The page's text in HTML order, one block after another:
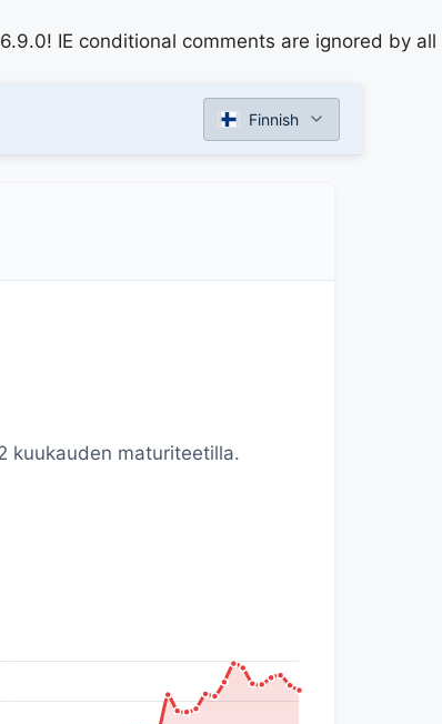
IE conditional comments are ignored by all
Finnish
kuukauden maturiteetilla.